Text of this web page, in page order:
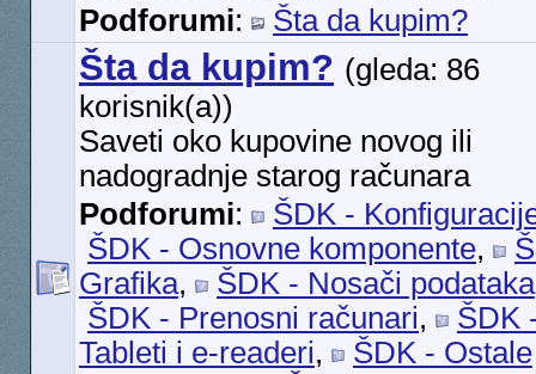
Podforumi: Šta da kupim?
Šta da kupim? (gleda: 86
korisnik(a))
Saveti oko kupovine novog ili
nadogradnje starog računara
Podforumi:
ŠDK -
ŠDK - Osnovne komponente,
Grafika, ŠDK - Nosači podataka
ŠDK - Prenosni računari,
ŠDK
Tableti i e-readeri,
ŠDK - Ostale